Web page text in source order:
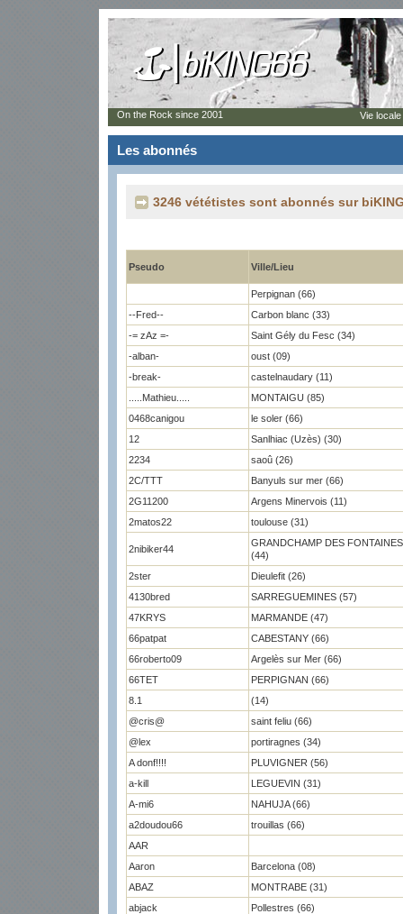
Les abonnés
3246 vététistes sont abonnés sur
Pseudo Ville/Lieu
Perpignan (66)
--Fred--
Carbon blanc (33)
-= zAz =-
Saint Gély du Fesc (34)
-alban-
oust (09)
-break-
castelnaudary (11)
.....Mathieu.....
MONTAIGU (85)
0468canigou
le soler (66)
12
Sanlhiac (Uzès) (30)
2234
saoû (26)
2C/TTT
Banyuls sur mer (66)
2G11200
Argens Minervois (11)
2matos22
toulouse (31)
2nibiker44
GRANDCHAMP DES FONTAINES
(44)
2ster
Dieulefit (26)
4130bred
SARREGUEMINES (57)
47KRYS
MARMANDE (47)
66patpat
CABESTANY (66)
66roberto09
Argelès sur Mer (66)
66TET
PERPIGNAN (66)
8.1
(14)
@cris@
saint feliu (66)
@lex
portiragnes (34)
A donf!!!!
PLUVIGNER (56)
a-kill
LEGUEVIN (31)
A-mi6
NAHUJA (66)
a2doudou66
trouillas (66)
AAR
Aaron
Barcelona (08)
ABAZ
MONTRABE (31)
abjack
Pollestres (66)
On the Rock since 2001 Vie